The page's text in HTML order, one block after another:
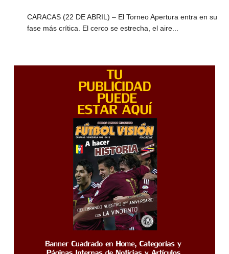
CARACAS (22 DE ABRIL) – El Torneo Apertura entra en su
fase más crítica. El cerco se estrecha, el aire...